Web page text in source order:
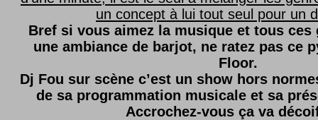
un concept à lui tout seul pour un
Bref si vous aimez la musique et tous ces
une ambiance de barjot, ne ratez pas ce
Floor.
Dj Fou sur scène c’est un show hors
de sa programmation musicale et sa
Accrochez-vous ça va